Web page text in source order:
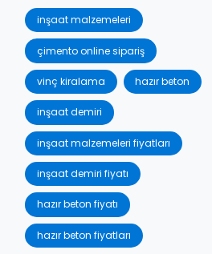
inşaat malzemeleri
çimento online sipariş
vinç kiralama hazır beton
inşaat demiri
inşaat malzemeleri fiyatları
inşaat demiri fiyatı
hazır beton fiyatı
hazır beton fiyatları